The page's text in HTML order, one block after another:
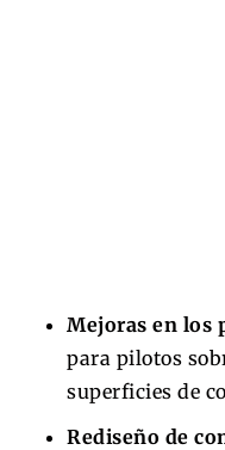
Mejoras en los
para pilotos
superficies de
Rediseño de